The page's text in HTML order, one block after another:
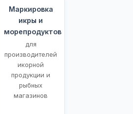
Маркировка
икры и
морепродуктов
для
производителей
икорной
продукции и
рыбных
магазинов